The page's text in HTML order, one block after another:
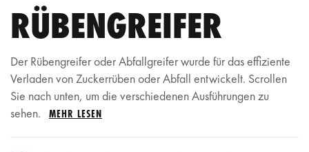
RÜBENGREIFER
Der Rübengreifer oder Abfallgreifer wurde für das effiziente
Verladen von Zuckerrüben oder Abfall entwickelt. Scrollen
Sie nach unten, um die verschiedenen Ausführungen zu
sehen.
MEHR LESEN